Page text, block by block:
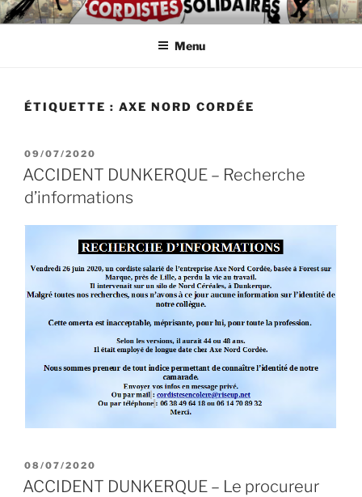
Aller
au
ASSOCIATION
D'AUTODÉFENSE DE
Intérimaires, embauché(e)s, indépendant(e)s : lutte, entraide,
Menu
ÉTIQUETTE : AXE NORD CORDÉE
PUBLIÉ
LE
09/07/2020
ACCIDENT DUNKERQUE – Recherche
d’informations
PUBLIÉ
LE
08/07/2020
ACCIDENT DUNKERQUE – Le procureur